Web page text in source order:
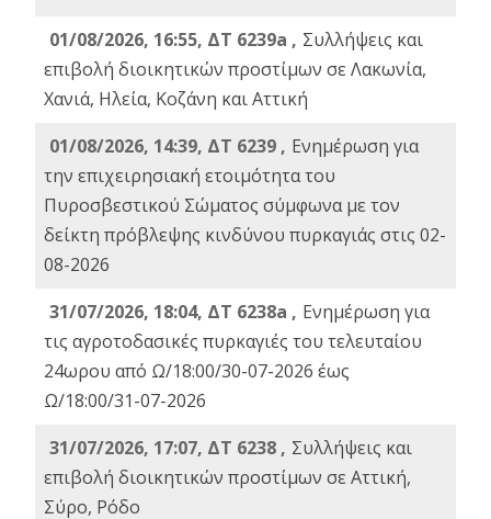
01/08/2026, 16:55, ΔΤ 6239a , Συλλήψεις και
επιβολή διοικητικών προστίμων σε Λακωνία,
Χανιά, Ηλεία, Κοζάνη και Αττική
01/08/2026, 14:39, ΔΤ 6239 , Ενημέρωση για
την επιχειρησιακή ετοιμότητα του
Πυροσβεστικού Σώματος σύμφωνα με τον
δείκτη πρόβλεψης κινδύνου πυρκαγιάς στις 02-
08-2026
31/07/2026, 18:04, ΔΤ 6238a , Ενημέρωση για
τις αγροτοδασικές πυρκαγιές του τελευταίου
24ωρου από Ω/18:00/30-07-2026 έως
Ω/18:00/31-07-2026
31/07/2026, 17:07, ΔΤ 6238 , Συλλήψεις και
επιβολή διοικητικών προστίμων σε Αττική,
Σύρο, Ρόδο